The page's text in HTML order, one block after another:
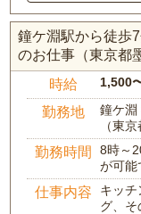
鐘ケ淵駅から徒歩
のお仕事（東京都
時給 1,500
勤務地
鐘ケ淵
（東
勤務時間
8時～
が可能
仕事内容
キッチ
グ、そ